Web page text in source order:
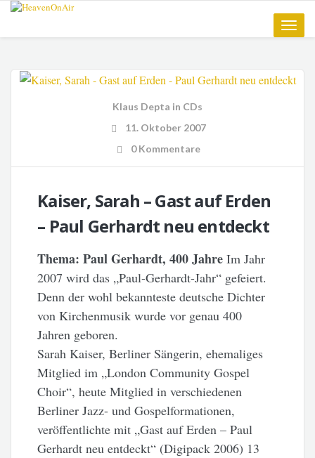
Toggle
Klaus Depta in CDs
11. Oktober 2007
0 Kommentare
Kaiser, Sarah – Gast auf Erden
– Paul Gerhardt neu entdeckt
Thema: Paul Gerhardt, 400 JahreIm Jahr
2007 wird das „Paul-Gerhardt-Jahr“ gefeiert.
Denn der wohl bekannteste deutsche Dichter
von Kirchenmusik wurde vor genau 400
Jahren geboren.
Sarah Kaiser, Berliner Sängerin, ehemaliges
Mitglied im „London Community Gospel
Choir“, heute Mitglied in verschiedenen
Berliner Jazz- und Gospelformationen,
veröffentlichte mit „Gast auf Erden – Paul
Gerhardt neu entdeckt“ (Digipack 2006) 13